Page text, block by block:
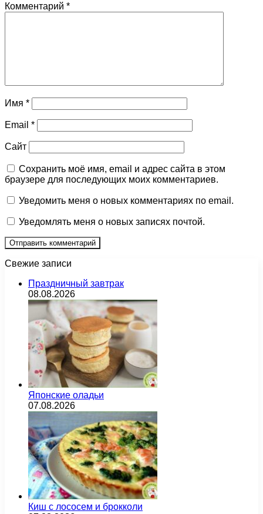
Комментарий *
Имя *
Email *
Сайт
Сохранить моё имя, email и адрес сайта в этом
браузере для последующих моих комментариев.
Уведомить меня о новых комментариях по email.
Уведомлять меня о новых записях почтой.
Свежие записи
Праздничный завтрак
08.08.2026
Японские оладьи
07.08.2026
Киш с лососем и брокколи